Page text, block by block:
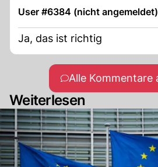
User #6384 (nicht angemeldet)
Ja, das ist richtig
Alle Kommentare
Weiterlesen